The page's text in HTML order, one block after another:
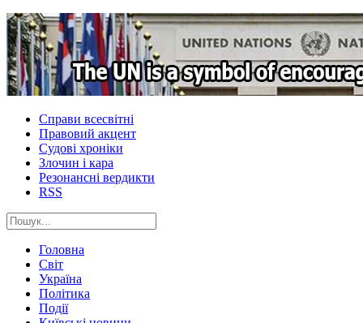
Справи всесвітні
Правовий акцент
Судові хроніки
Злочин і кара
Резонансні вердикти
RSS
Головна
Світ
Україна
Політика
Події